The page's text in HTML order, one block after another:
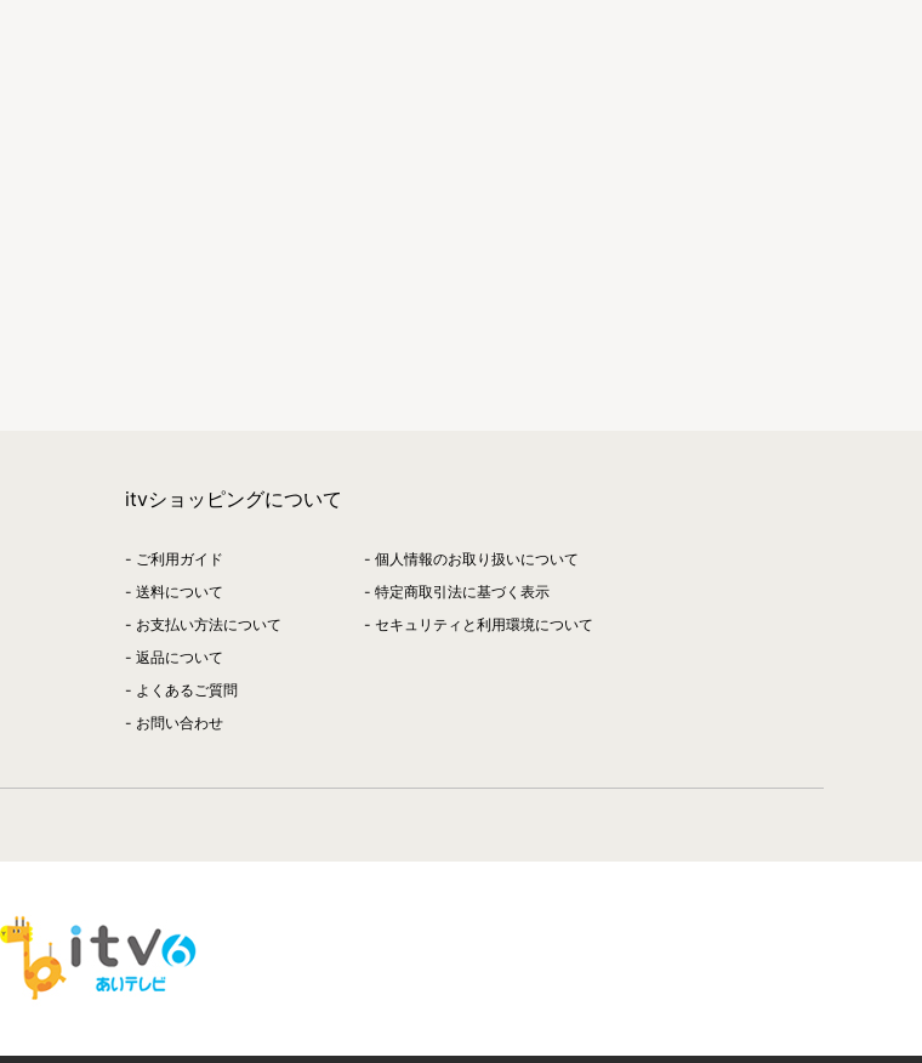
itvショッピングについて
ご利用ガイド
送料について
お支払い方法について
返品について
よくあるご質問
お問い合わせ
個人情報のお取り扱いについて
特定商取引法に基づく表示
セキュリティと利用環境について